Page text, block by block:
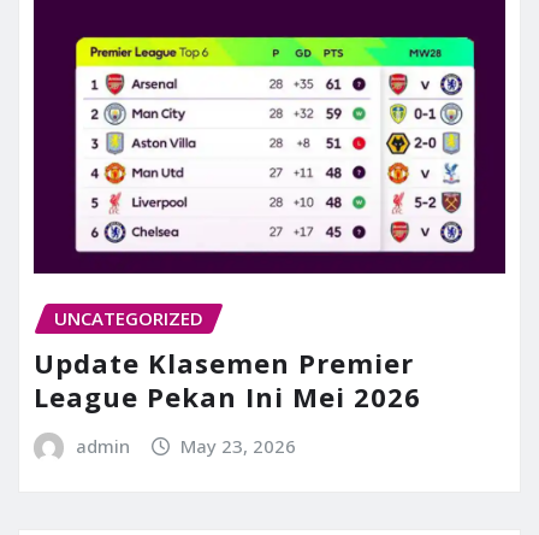
UNCATEGORIZED
Update Klasemen Premier
League Pekan Ini Mei 2026
admin May 23, 2026